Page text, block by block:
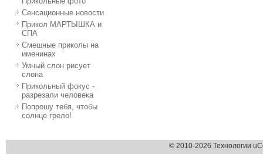
Сенсационные новости
Прикол МАРТЫШКА и
СПА
Смешные приколы на
именинах
Умный слон рисует
слона
Прикольный фокус -
разрезали человека
Попрошу тебя, чтобы
солнце грело!
© 2010-2026 Технологии